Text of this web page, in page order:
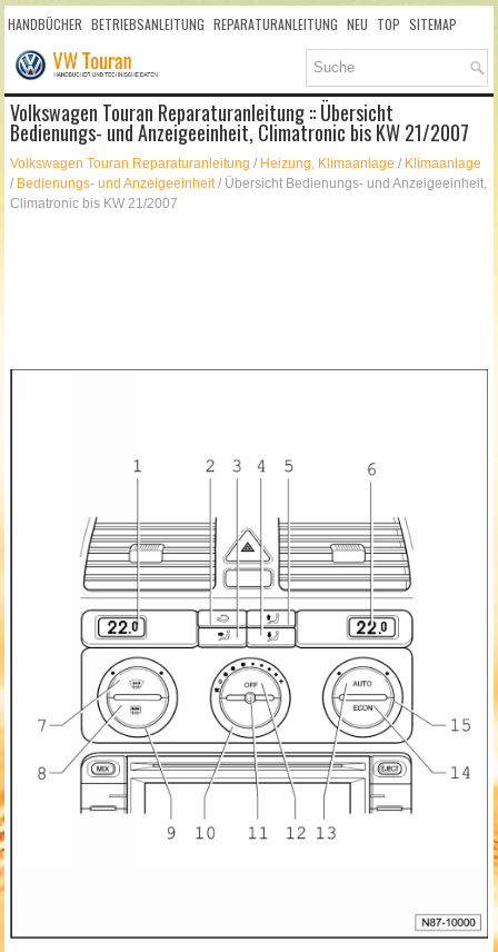
HANDBÜCHER BETRIEBSANLEITUNG REPARATURANLEITUNG NEU TOP SITEMAP
SUCHLAUF
Volkswagen Touran Reparaturanleitung :: Übersicht
Bedienungs- und Anzeigeeinheit, Climatronic bis KW 21/2007
Volkswagen Touran Reparaturanleitung / Heizung, Klimaanlage / Klimaanlage
/ Bedienungs- und Anzeigeeinheit/ Übersicht Bedienungs- und Anzeigeeinheit,
Climatronic bis KW 21/2007